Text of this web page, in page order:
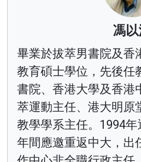
馮
畢業於拔萃男書院及香
教育碩士學位，先後任
書院、香港大學及香港
萃運動主任、港大明原
教學學系主任。1994
年間應邀重返中大，出